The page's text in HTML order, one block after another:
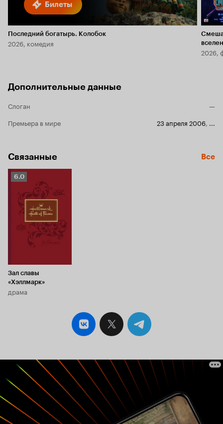
Билеты
Последний богатырь. Колобок
2026, комедия
2026,
Дополнительные данные
Слоган
—
Премьера в мире
23 апреля 2006, ...
Связанные Все
Рейтинг
Кинопоиска
6.0
6.0
Зал славы
«Хэллмарк»
драма